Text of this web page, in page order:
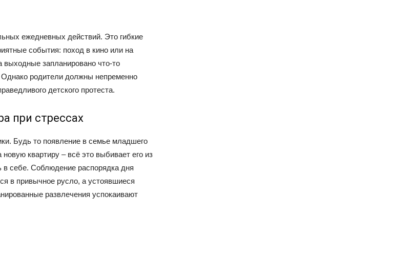
ежедневных действий. Это гибкие
события: поход в кино или на
выходные запланировано что-то
Однако родители должны непременно
детского протеста.
при стрессах
Будь то появление в семье младшего
квартиру – всё это выбивает его из
в себе. Соблюдение распорядка дня
в привычное русло, а устоявшиеся
развлечения успокаивают